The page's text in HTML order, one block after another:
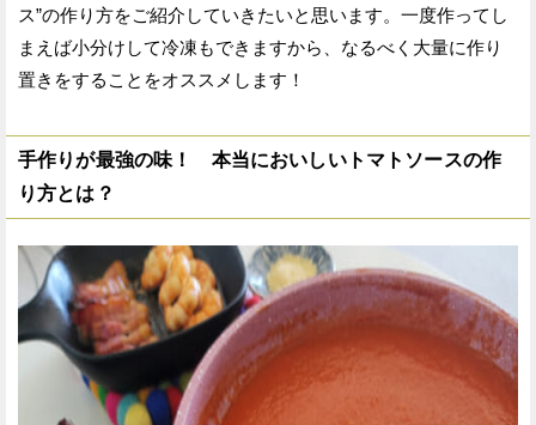
ス”の作り方をご紹介していきたいと思います。一度作ってし
まえば小分けして冷凍もできますから、なるべく大量に作り
置きをすることをオススメします！
手作りが最強の味！ 本当においしいトマトソースの作
り方とは？